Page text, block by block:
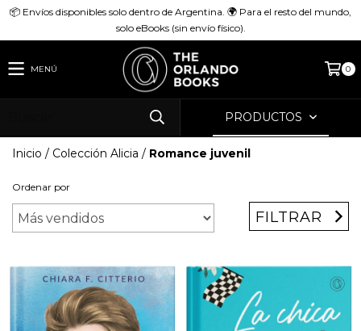
📦 Envíos disponibles solo dentro de Argentina. 🌍 Para el resto del mundo,
solo eBooks (sin envío físico).
MENÚ 0
PRODUCTOS
Inicio / Colección Alicia / Romance juvenil
Ordenar por
FILTRAR